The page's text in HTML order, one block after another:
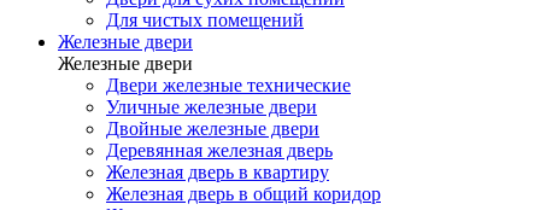
Для чистых помещений
Железные двери
Железные двери
Двери железные технические
Уличные железные двери
Двойные железные двери
Деревянная железная дверь
Железная дверь в квартиру
Железная дверь в общий коридор